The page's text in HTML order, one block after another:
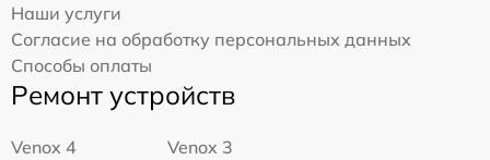
Наши услуги
Согласие на обработку персональных данных
Способы оплаты
Ремонт устройств
Venox 4
Venox 3